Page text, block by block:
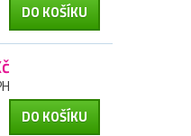
DO KOŠÍKU
DO KOŠÍKU